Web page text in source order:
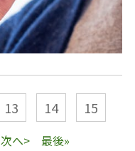
13 14
15
次へ> 最後»